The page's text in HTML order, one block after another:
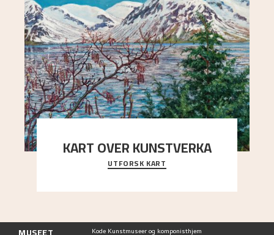
KART OVER KUNSTVERKA
Utforsk stedene og utsiktene i Astrups malerier
UTFORSK KART
Kode Kunstmuseer og komponisthjem